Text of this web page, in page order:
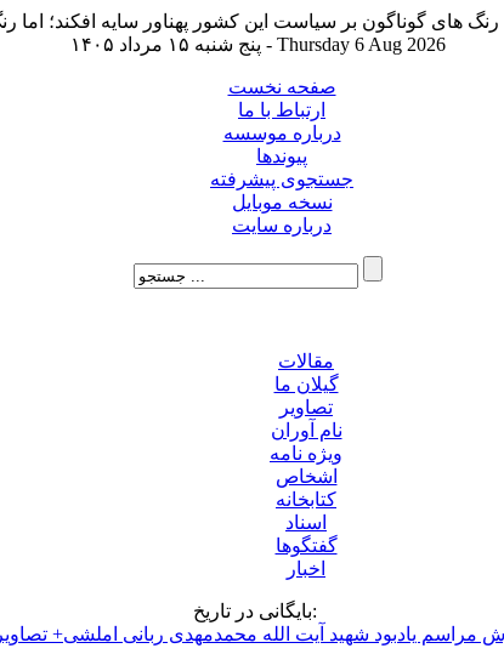
پنج شنبه ۱۵ مرداد ۱۴۰۵ - Thursday 6 Aug 2026
صفحه نخست
ارتباط با ما
درباره موسسه
پیوندها
جستجوی پیشرفته
نسخه موبایل
درباره سایت
مقالات
گیلان ما
تصاویر
نام آوران
ویژه نامه
اشخاص
کتابخانه
اسناد
گفتگوها
اخبار
بایگانی در تاریخ: